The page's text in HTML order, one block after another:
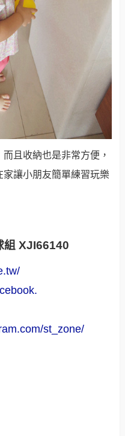
且收納也是非常方便，
讓小朋友簡單練習玩樂
組 XJI66140
com/st_zone/